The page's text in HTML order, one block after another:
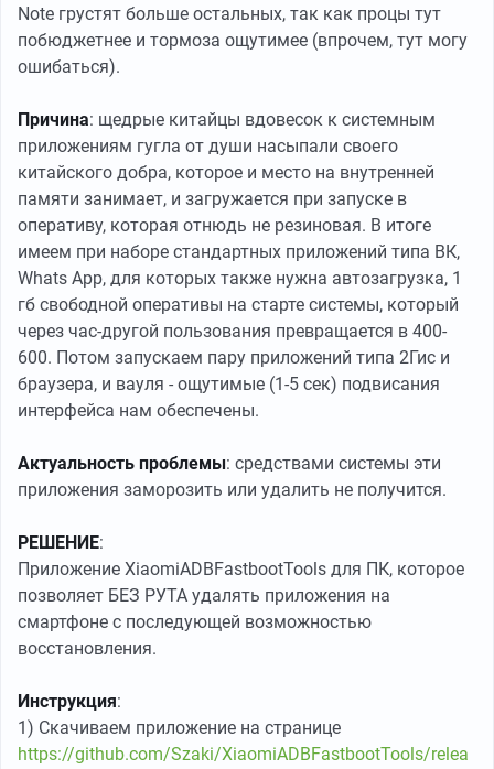
Note грустят больше остальных, так как процы тут
побюджетнее и тормоза ощутимее (впрочем, тут могу
ошибаться).
Причина: щедрые китайцы вдовесок к системным
приложениям гугла от души насыпали своего
китайского добра, которое и место на внутренней
памяти занимает, и загружается при запуске в
оперативу, которая отнюдь не резиновая. В итоге
имеем при наборе стандартных приложений типа ВК,
Whats App, для которых также нужна автозагрузка, 1
гб свободной оперативы на старте системы, который
через час-другой пользования превращается в 400-
600. Потом запускаем пару приложений типа 2Гис и
браузера, и вауля - ощутимые (1-5 сек) подвисания
интерфейса нам обеспечены.
Актуальность проблемы: средствами системы эти
приложения заморозить или удалить не получится.
РЕШЕНИЕ:
Приложение XiaomiADBFastbootTools для ПК, которое
позволяет БЕЗ РУТА удалять приложения на
смартфоне с последующей возможностью
восстановления.
Инструкция:
1) Скачиваем приложение на странице
https://github.com/Szaki/XiaomiADBFastbootTools/relea